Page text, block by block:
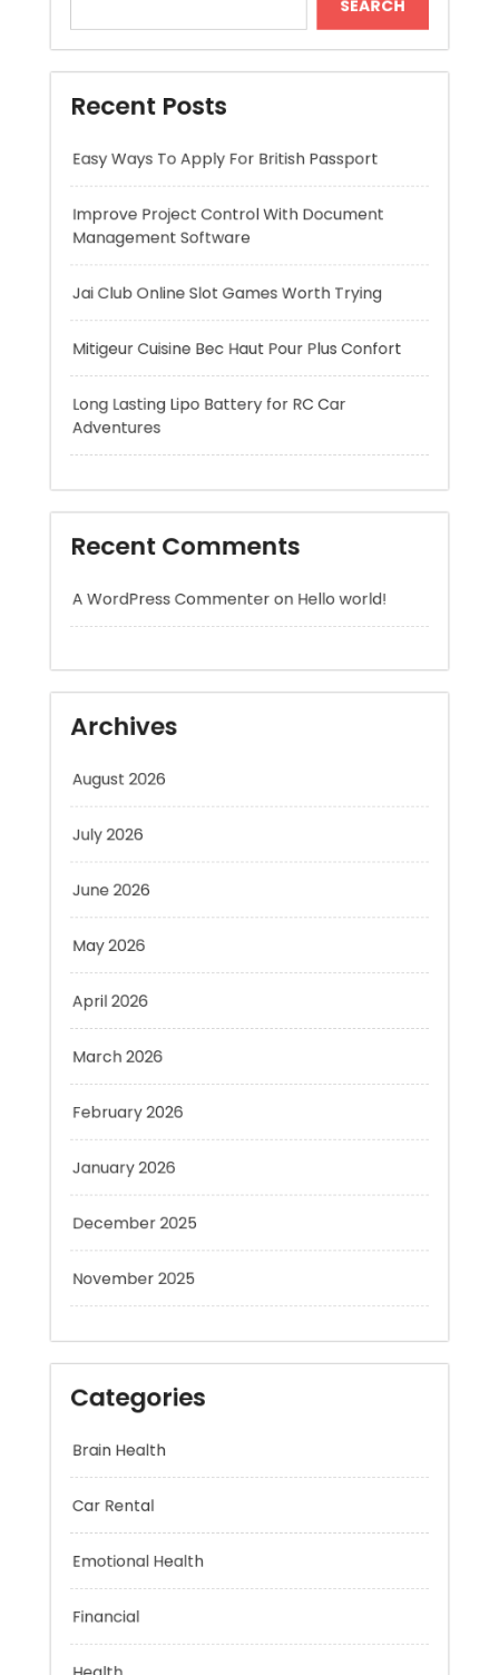
Easy Ways To Apply For British Passport
Improve Project Control With Document
Management Software
Jai Club Online Slot Games Worth Trying
Mitigeur Cuisine Bec Haut Pour Plus Confort
Long Lasting Lipo Battery for RC Car
Adventures
Recent Comments
A WordPress CommenteronHello world!
August 2026
July 2026
June 2026
May 2026
April 2026
March 2026
February 2026
December 2025
November 2025
Categories
Brain Health
Car Rental
Emotional Health
Financial